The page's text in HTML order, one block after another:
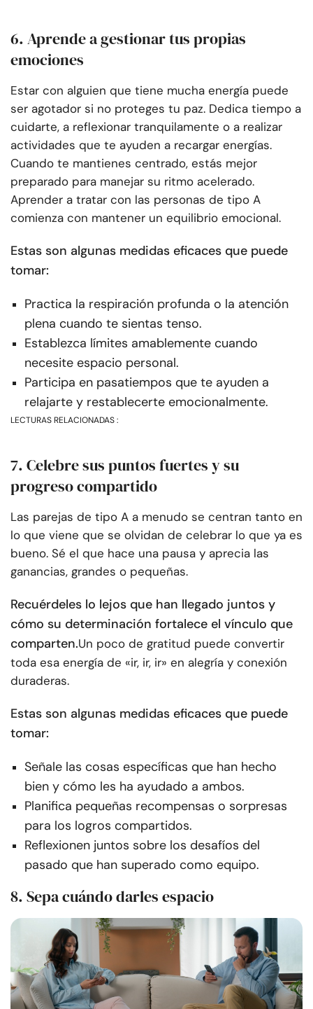
6. Aprende a gestionar tus propias
emociones
Estar con alguien que tiene mucha energía puede
ser agotador si no proteges tu paz. Dedica tiempo a
cuidarte, a reflexionar tranquilamente o a realizar
actividades que te ayuden a recargar energías.
Cuando te mantienes centrado, estás mejor
preparado para manejar su ritmo acelerado.
Aprender a tratar con las personas de tipo A
comienza con mantener un equilibrio emocional.
Estas son algunas medidas eficaces que puede
tomar:
Practica la respiración profunda o la atención
plena cuando te sientas tenso.
Establezca límites amablemente cuando
necesite espacio personal.
Participa en pasatiempos que te ayuden a
relajarte y restablecerte emocionalmente.
LECTURAS RELACIONADAS :
7. Celebre sus puntos fuertes y su
progreso compartido
Las parejas de tipo A a menudo se centran tanto en
lo que viene que se olvidan de celebrar lo que ya es
bueno. Sé el que hace una pausa y aprecia las
ganancias, grandes o pequeñas.
Recuérdeles lo lejos que han llegado juntos y
cómo su determinación fortalece el vínculo que
comparten.Un poco de gratitud puede convertir
toda esa energía de «ir, ir, ir» en alegría y conexión
duraderas.
Estas son algunas medidas eficaces que puede
tomar:
Señale las cosas específicas que han hecho
bien y cómo les ha ayudado a ambos.
Planifica pequeñas recompensas o sorpresas
para los logros compartidos.
Reflexionen juntos sobre los desafíos del
pasado que han superado como equipo.
8. Sepa cuándo darles espacio